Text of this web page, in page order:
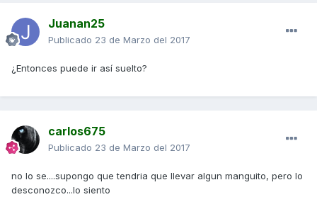
Juanan25
Publicado 23 de Marzo del 2017
¿Entonces puede ir así suelto?
carlos675
Publicado 23 de Marzo del 2017
no lo se....supongo que tendria que llevar algun manguito, pero lo
desconozco...lo siento